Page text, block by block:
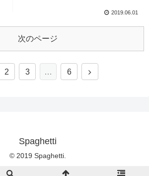
2019.06.01
次のページ
2 3 … 6
Spaghetti
© 2019 Spaghetti.